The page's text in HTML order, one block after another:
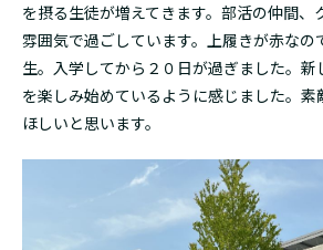
を摂る生徒が増えてきます。部活の仲間、
雰囲気で過ごしています。上履きが赤なの
生。入学してから２０日が過ぎました。
を楽しみ始めているように感じました。素
ほしいと思います。